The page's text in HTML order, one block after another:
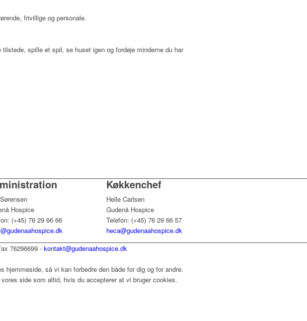
frivillige og personale.
spille et spil, se huset igen og fordøje minderne du har
Hospice
(+45) 76 29 66 66
Køkkenchef
Helle Carlsen
Gudenå Hospice
Telefon: (+45) 76 29 66 57
heca@gudenaahospice.dk
76296699 - kontakt@gudenaahospice.dk
hjemmeside, så vi kan forbedre den både for dig og for andre.
side som altid, hvis du accepterer at vi bruger cookies.